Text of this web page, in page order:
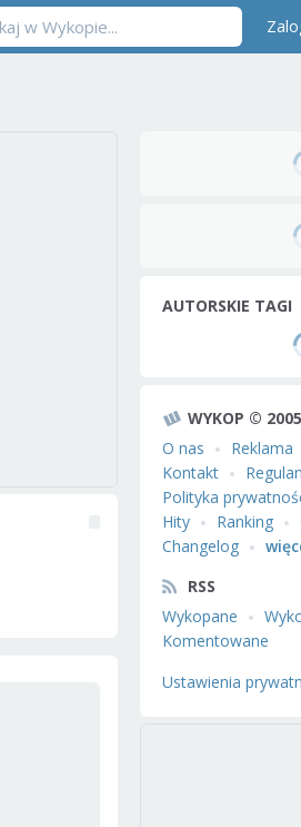
AUTORSKIE TAGI
WYKOP ©
O nas
Reklama
Kontakt
Polityka
Hity
Ranking
Changelog
RSS
Wykopane
Komentowane
Ustawienia